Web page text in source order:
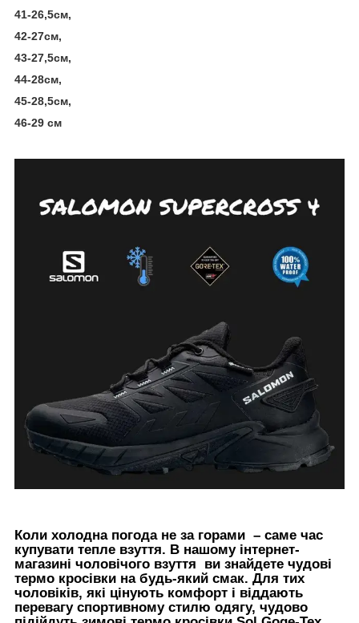
41-26,5см,
42-27см,
43-27,5см,
44-28см,
45-28,5см,
46-29 см
Коли холодна погода не за горами – саме час
купувати тепле взуття. В нашому інтернет-
магазині чоловічого взуття ви знайдете чудові
термо кросівки на будь-який смак. Для тих
чоловіків, які цінують комфорт і віддають
перевагу спортивному стилю одягу, чудово